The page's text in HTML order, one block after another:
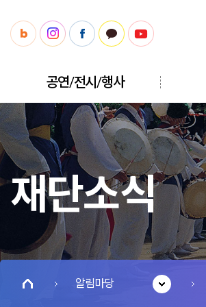
공연/전시/행사
재단소식
알림마당